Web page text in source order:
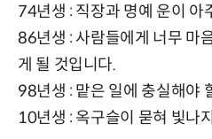
74년생 : 직장과 명예 운이 아
86년생 : 사람들에게 너무 마
게 될 것입니다.
98년생 : 맡은 일에 충실해야
10년생 : 옥구슬이 묻혀 빛나